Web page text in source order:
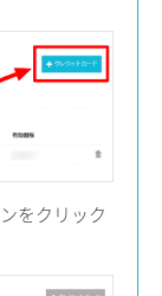
をクリック